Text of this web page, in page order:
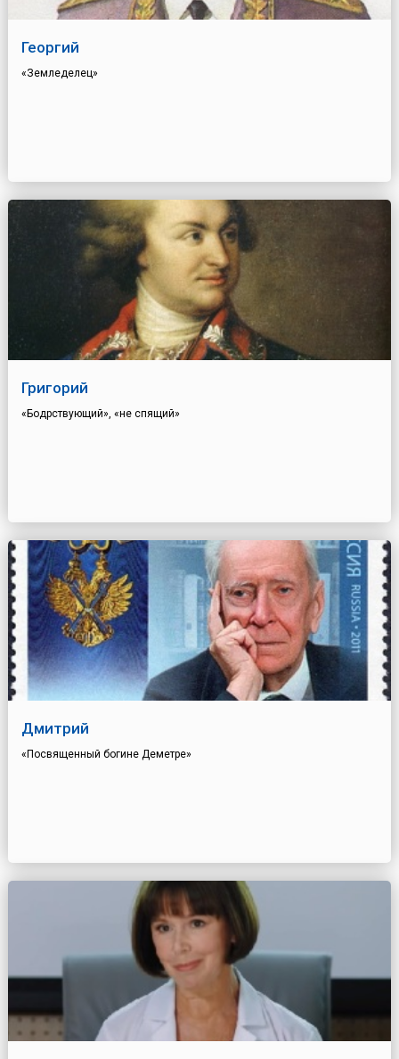
Георгий
«Земледелец»
Григорий
«Бодрствующий», «не спящий»
Дмитрий
«Посвященный богине Деметре»